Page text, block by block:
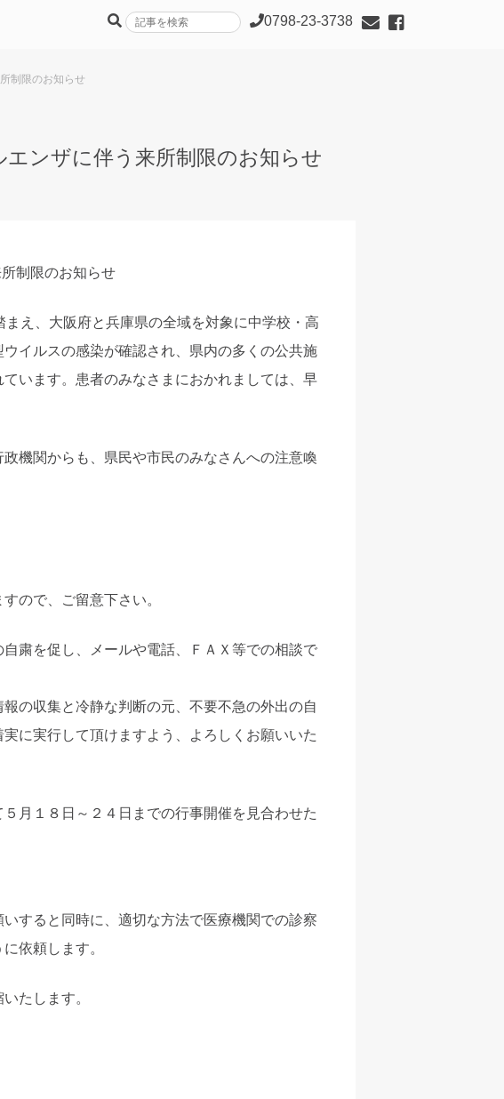
制限のお知らせ
ンザに伴う来所制限のお知らせ
制限のお知らせ
え、大阪府と兵庫県の全域を対象に中学校・高
イルスの感染が確認され、県内の多くの公共施
います。患者のみなさまにおかれましては、早
機関からも、県民や市民のみなさんへの注意喚
ので、ご留意下さい。
粛を促し、メールや電話、ＦＡＸ等での相談で
の収集と冷静な判断の元、不要不急の外出の自
に実行して頂けますよう、よろしくお願いいた
月１８日～２４日までの行事開催を見合わせた
すると同時に、適切な方法で医療機関での診察
依頼します。
たします。
0798-23-3738